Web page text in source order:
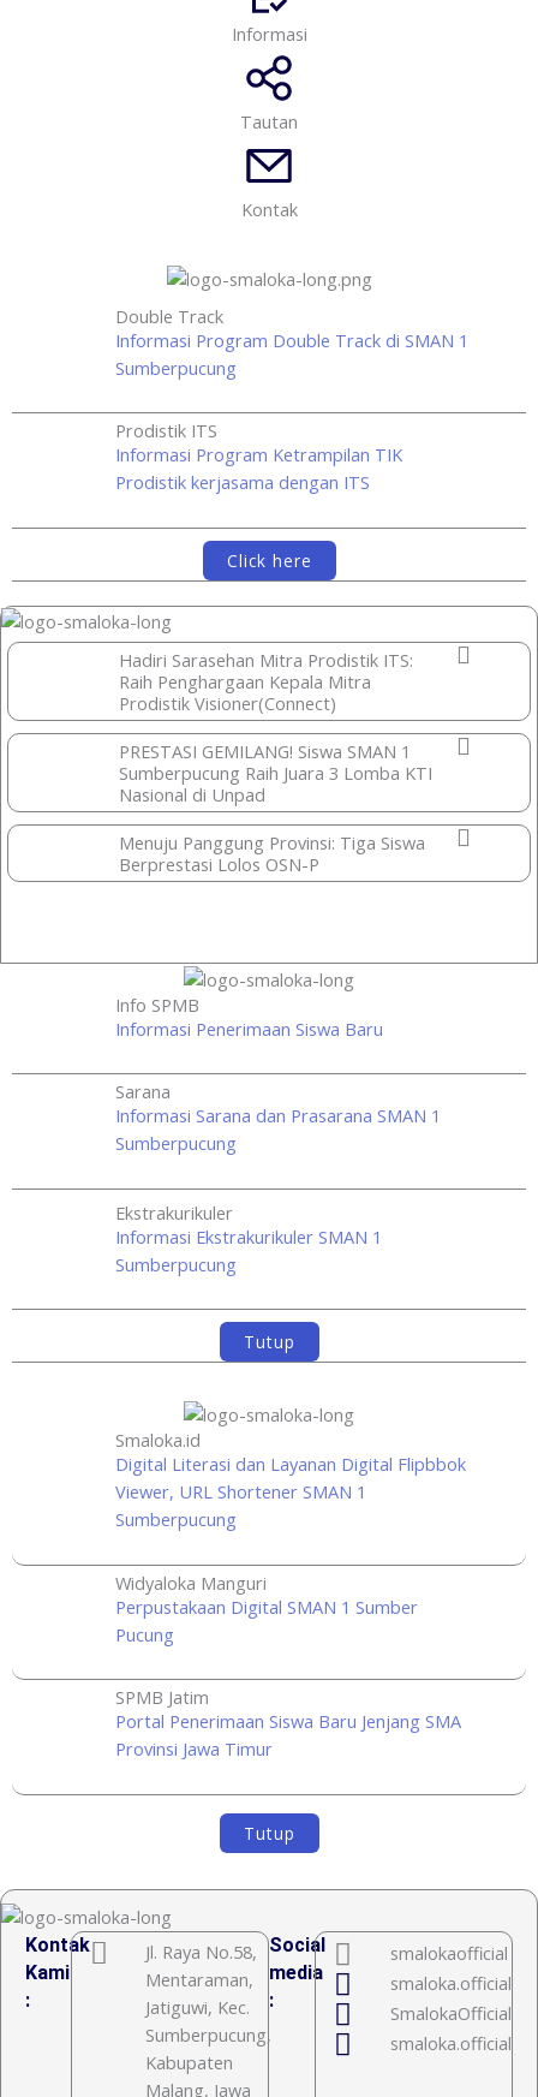
Informasi
Tautan
Kontak
Double Track
Informasi Program Double Track di SMAN 1
Sumberpucung
Prodistik ITS
Informasi Program Ketrampilan TIK
Prodistik kerjasama dengan ITS
Click here
Hadiri Sarasehan Mitra Prodistik ITS:
Raih Penghargaan Kepala Mitra
Prodistik Visioner(Connect)
PRESTASI GEMILANG! Siswa SMAN 1
Sumberpucung Raih Juara 3 Lomba KTI
Nasional di Unpad
Menuju Panggung Provinsi: Tiga Siswa
Berprestasi Lolos OSN-P
Info SPMB
Informasi Penerimaan Siswa Baru
Sarana
Informasi Sarana dan Prasarana SMAN 1
Sumberpucung
Ekstrakurikuler
Informasi Ekstrakurikuler SMAN 1
Sumberpucung
Tutup
Smaloka.id
Digital Literasi dan Layanan Digital Flipbbok
Viewer, URL Shortener SMAN 1
Sumberpucung
Widyaloka Manguri
Perpustakaan Digital SMAN 1 Sumber
Pucung
SPMB Jatim
Portal Penerimaan Siswa Baru Jenjang SMA
Provinsi Jawa Timur
Tutup
Kontak
Kami
:
Jl. Raya No.58,
Mentaraman,
Jatiguwi, Kec.
Sumberpucung,
Kabupaten
Malang, Jawa
Social
media
:
smalokaofficial
smaloka.official
SmalokaOfficial
smaloka.official